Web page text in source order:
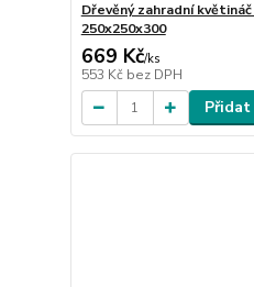
Dřevěný zahradní
250x250x300
669 Kč/ks
553 Kč bez DPH